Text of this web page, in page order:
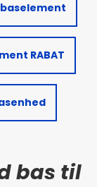
baselement
RABAT
bas til